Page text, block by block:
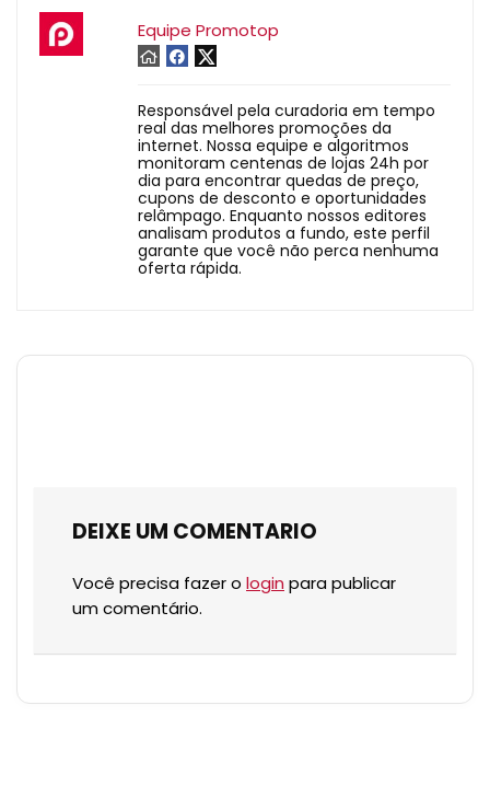
Equipe Promotop
Responsável pela curadoria em tempo
real das melhores promoções da
internet. Nossa equipe e algoritmos
monitoram centenas de lojas 24h por
dia para encontrar quedas de preço,
cupons de desconto e oportunidades
relâmpago. Enquanto nossos editores
analisam produtos a fundo, este perfil
garante que você não perca nenhuma
oferta rápida.
DEIXE UM COMENTARIO
Você precisa fazer o login para publicar
um comentário.